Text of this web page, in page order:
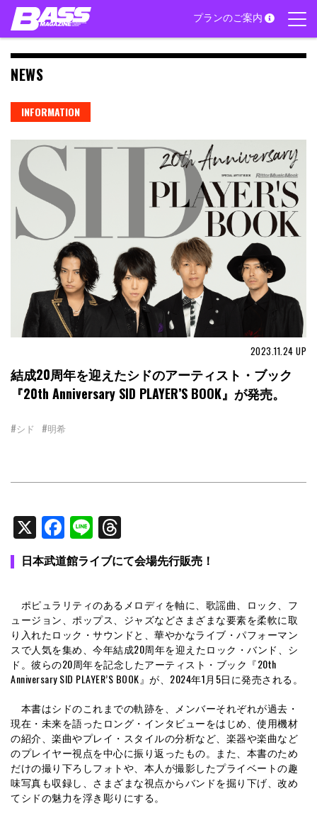
Skip
content
プランのご案内
NEWS
INFORMATION
2023.11.24 UP
結成20周年を迎えたシドのアーティスト・ブック
『20th Anniversary SID PLAYER’S BOOK』が発売。
#シド #明希
X Facebook
Line
日本武道館ライブにて会場先行販売！
ポピュラリティのあるメロディを軸に、歌謡曲、ロック、フ
ュージョン、ポップス、ジャズなどさまざまな要素を柔軟に取
り入れたロック・サウンドと、華やかなライブ・パフォーマン
スで人気を集め、今年結成20周年を迎えたロック・バンド、シ
ド。彼らの20周年を記念したアーティスト・ブック『20th
Anniversary SID PLAYER’S BOOK』が、2024年1月5日に発売される。
本書はシドのこれまでの軌跡を、メンバーそれぞれが過去・
現在・未来を語ったロング・インタビューをはじめ、使用機材
の紹介、楽曲やプレイ・スタイルの分析など、楽器や楽曲など
のプレイヤー視点を中心に振り返ったもの。また、本書のため
だけの撮り下ろしフォトや、本人が撮影したプライベートの趣
味写真も収録し、さまざまな視点からバンドを掘り下げ、改め
てシドの魅力を浮き彫りにする。